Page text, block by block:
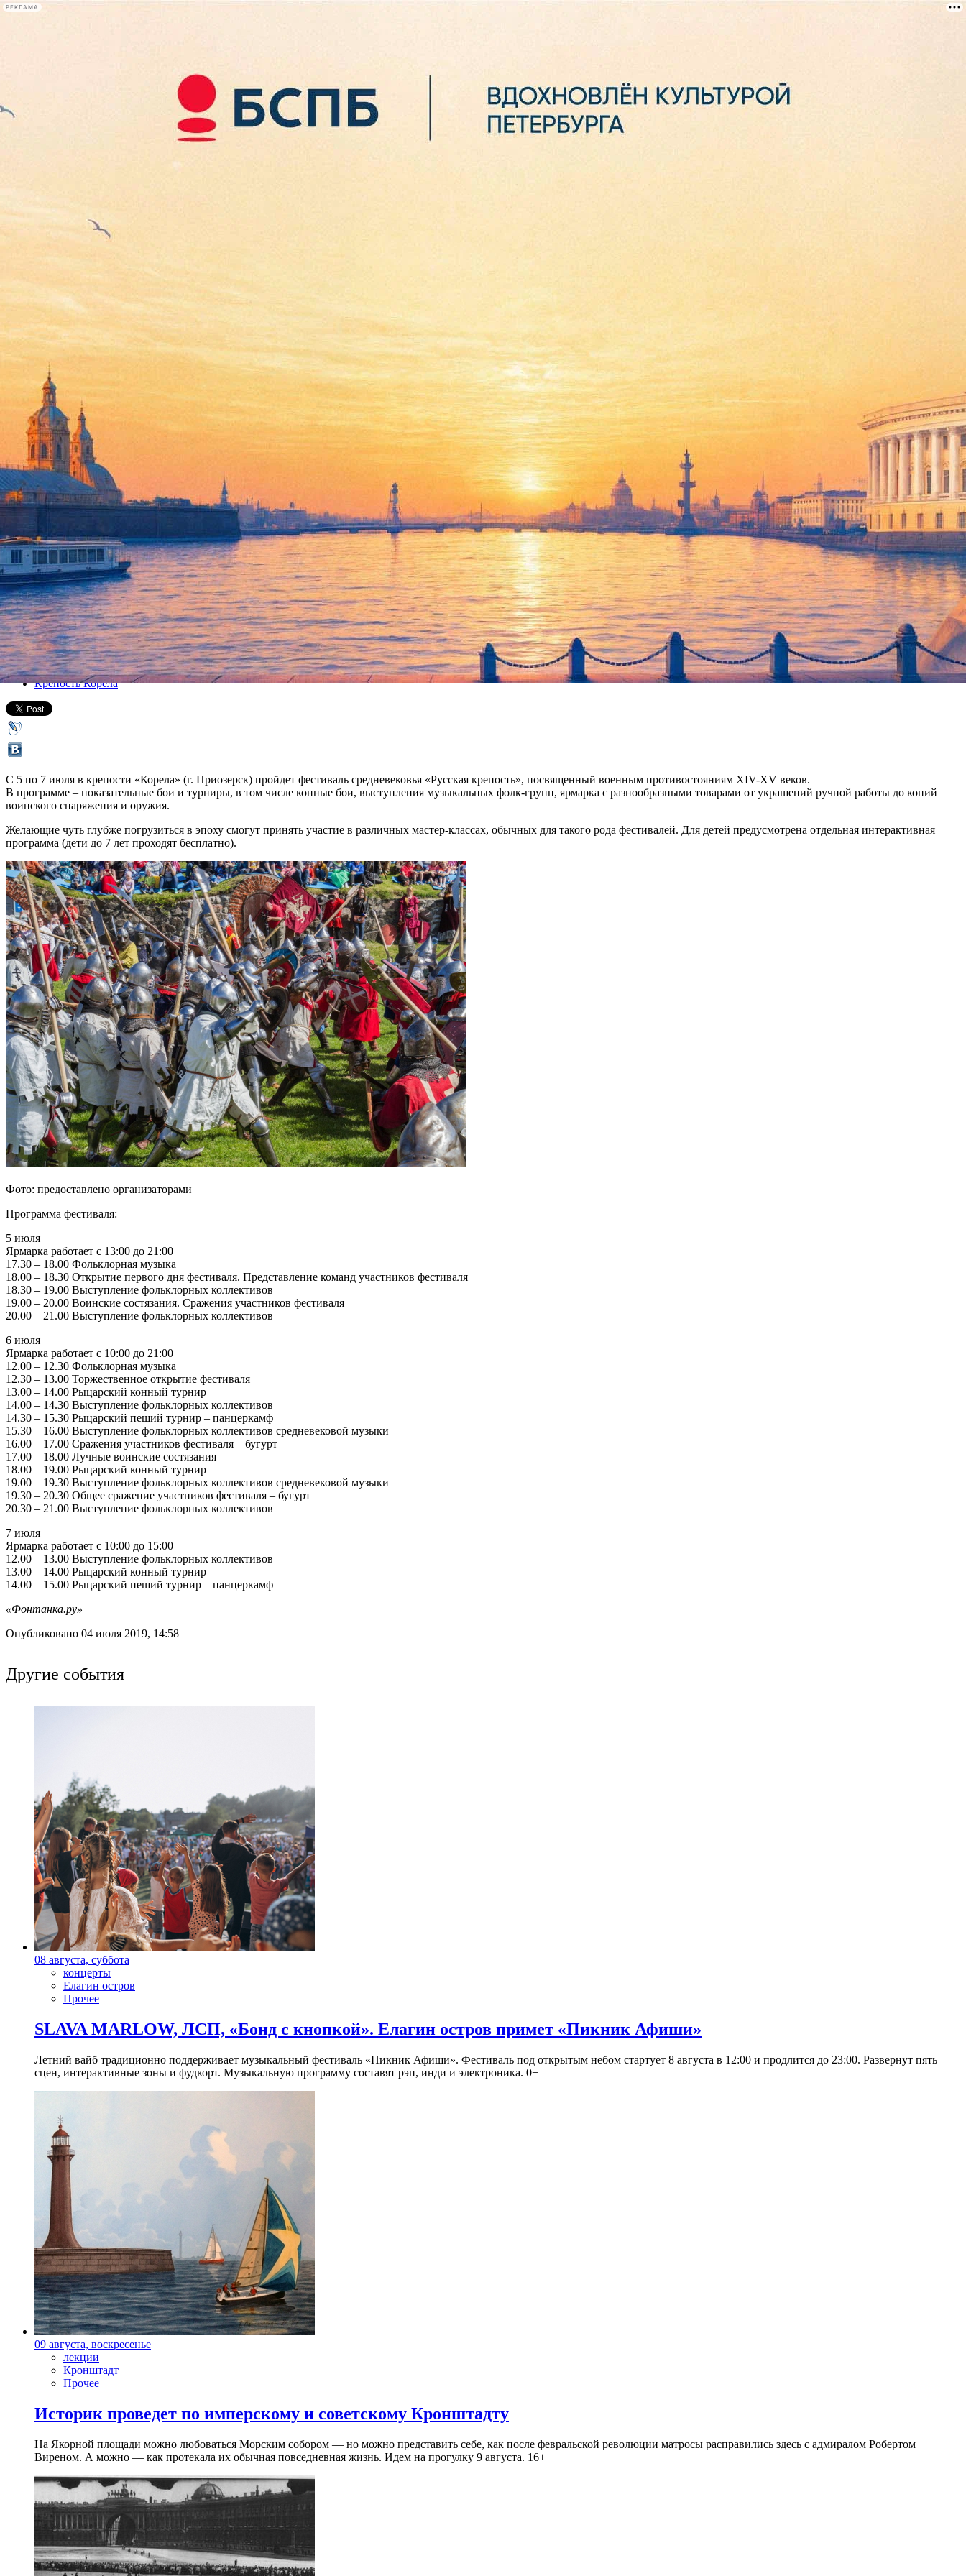
РЕКЛАМА
лекции
книги
Крепость «Корела» погрузится в позднее Средневековье
05 июля 2019, пятница-07 июля 2019, воскресенье
Версия для печати
Все афиша плюс
Крепость Корела
С 5 по 7 июля в крепости «Корела» (г. Приозерск) пройдет фестиваль средневековья «Русская крепость», посвященный военным противостояниям XIV-XV веков.
В программе – показательные бои и турниры, в том числе конные бои, выступления музыкальных фолк-групп, ярмарка с разнообразными товарами от украшений ручной работы до копий
воинского снаряжения и оружия.
Желающие чуть глубже погрузиться в эпоху смогут принять участие в различных мастер-классах, обычных для такого рода фестивалей. Для детей предусмотрена отдельная интерактивная
программа (дети до 7 лет проходят бесплатно).
Фото: предоставлено организаторами
Программа фестиваля:
5 июля
Ярмарка работает с 13:00 до 21:00
17.30 – 18.00 Фольклорная музыка
18.00 – 18.30 Открытие первого дня фестиваля. Представление команд участников фестиваля
18.30 – 19.00 Выступление фольклорных коллективов
19.00 – 20.00 Воинские состязания. Сражения участников фестиваля
20.00 – 21.00 Выступление фольклорных коллективов
6 июля
Ярмарка работает с 10:00 до 21:00
12.00 – 12.30 Фольклорная музыка
12.30 – 13.00 Торжественное открытие фестиваля
13.00 – 14.00 Рыцарский конный турнир
14.00 – 14.30 Выступление фольклорных коллективов
14.30 – 15.30 Рыцарский пеший турнир – панцеркамф
15.30 – 16.00 Выступление фольклорных коллективов средневековой музыки
16.00 – 17.00 Сражения участников фестиваля – бугурт
17.00 – 18.00 Лучные воинские состязания
18.00 – 19.00 Рыцарский конный турнир
19.00 – 19.30 Выступление фольклорных коллективов средневековой музыки
19.30 – 20.30 Общее сражение участников фестиваля – бугурт
20.30 – 21.00 Выступление фольклорных коллективов
7 июля
Ярмарка работает с 10:00 до 15:00
12.00 – 13.00 Выступление фольклорных коллективов
13.00 – 14.00 Рыцарский конный турнир
14.00 – 15.00 Рыцарский пеший турнир – панцеркамф
«Фонтанка.ру»
Опубликовано 04 июля 2019, 14:58
Другие события
08 августа, суббота
концерты
Елагин остров
Прочее
SLAVA MARLOW, ЛСП, «Бонд с кнопкой». Елагин остров примет «Пикник Афиши»
Летний вайб традиционно поддерживает музыкальный фестиваль «Пикник Афиши». Фестиваль под открытым небом стартует 8 августа в 12:00 и продлится до 23:00. Развернут пять
сцен, интерактивные зоны и фудкорт. Музыкальную программу составят рэп, инди и электроника. 0+
09 августа, воскресенье
лекции
Кронштадт
Прочее
Историк проведет по имперскому и советскому Кронштадту
На Якорной площади можно любоваться Морским собором — но можно представить себе, как после февральской революции матросы расправились здесь с адмиралом Робертом
Виреном. А можно — как протекала их обычная повседневная жизнь. Идем на прогулку 9 августа. 16+